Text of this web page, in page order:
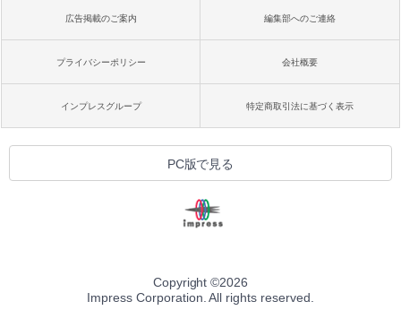
広告掲載のご案内 編集部へのご連絡
プライバシーポリシー 会社概要
インプレスグループ 特定商取引法に基づく表示
PC版で見る
Copyright ©2026
Impress Corporation. All rights reserved.